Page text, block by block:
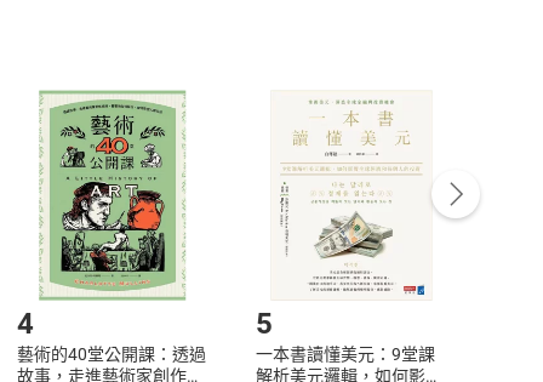
點選「瀏覽訂單明細」 「申請取消訂單/ 退
貨。
付款方式
Payment
完成訂單
Complete
號，下載書籍後看書
4
藝術的40堂公開課：透過
故事，走進藝術家創作現
5
一本書讀懂美元：9堂課
解析美元邏輯，如何影響